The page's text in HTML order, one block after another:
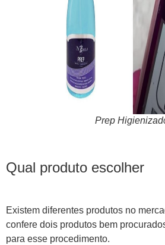
Prep
Qual produto escolher
Existem diferentes produtos no
confere dois produtos bem
para esse procedimento.